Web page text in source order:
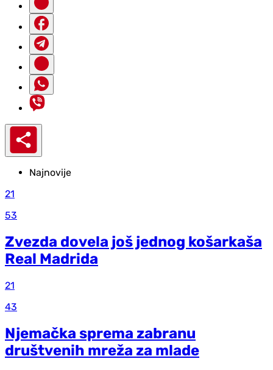
Najnovije
21
53
Zvezda dovela još jednog košarkaša
Real Madrida
21
43
Njemačka sprema zabranu
društvenih mreža za mlade